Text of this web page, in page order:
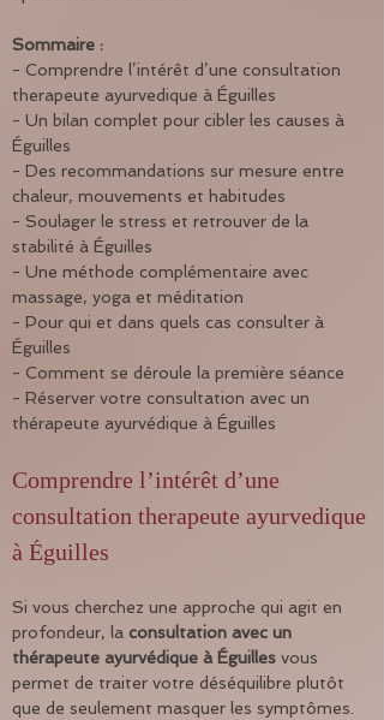
Sommaire :
- Comprendre l’intérêt d’une consultation
therapeute ayurvedique à Éguilles
- Un bilan complet pour cibler les causes à
Éguilles
- Des recommandations sur mesure entre
chaleur, mouvements et habitudes
- Soulager le stress et retrouver de la
stabilité à Éguilles
- Une méthode complémentaire avec
massage, yoga et méditation
- Pour qui et dans quels cas consulter à
Éguilles
- Comment se déroule la première séance
- Réserver votre consultation avec un
thérapeute ayurvédique à Éguilles
Comprendre l’intérêt d’une
consultation therapeute ayurvedique
à Éguilles
Si vous cherchez une approche qui agit en
profondeur, la consultation avec un
thérapeute ayurvédique à Éguilles vous
permet de traiter votre déséquilibre plutôt
que de seulement masquer les symptômes.